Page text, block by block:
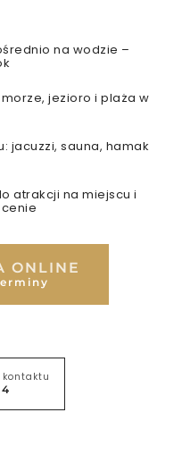
na wodzie –
jezioro i plaża w
jacuzzi, sauna, hamak
atrakcji na miejscu i
ONLINE